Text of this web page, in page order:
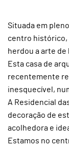
Situada em
centro histórico,
herdou a arte de
Esta casa de
recentemente
inesquecível,
A Residencial
decoração de
acolhedora e
Estamos no